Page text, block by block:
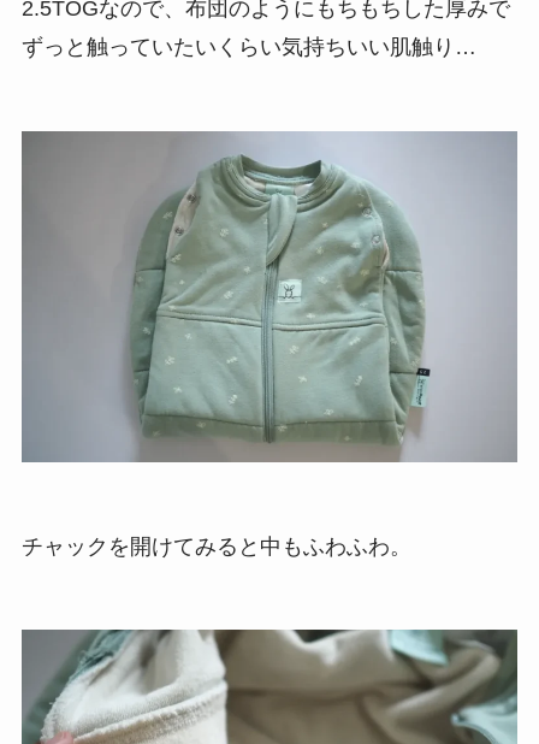
2.5TOGなので、布団のようにもちもちした厚みで
ずっと触っていたいくらい気持ちいい肌触り…
チャックを開けてみると中もふわふわ。